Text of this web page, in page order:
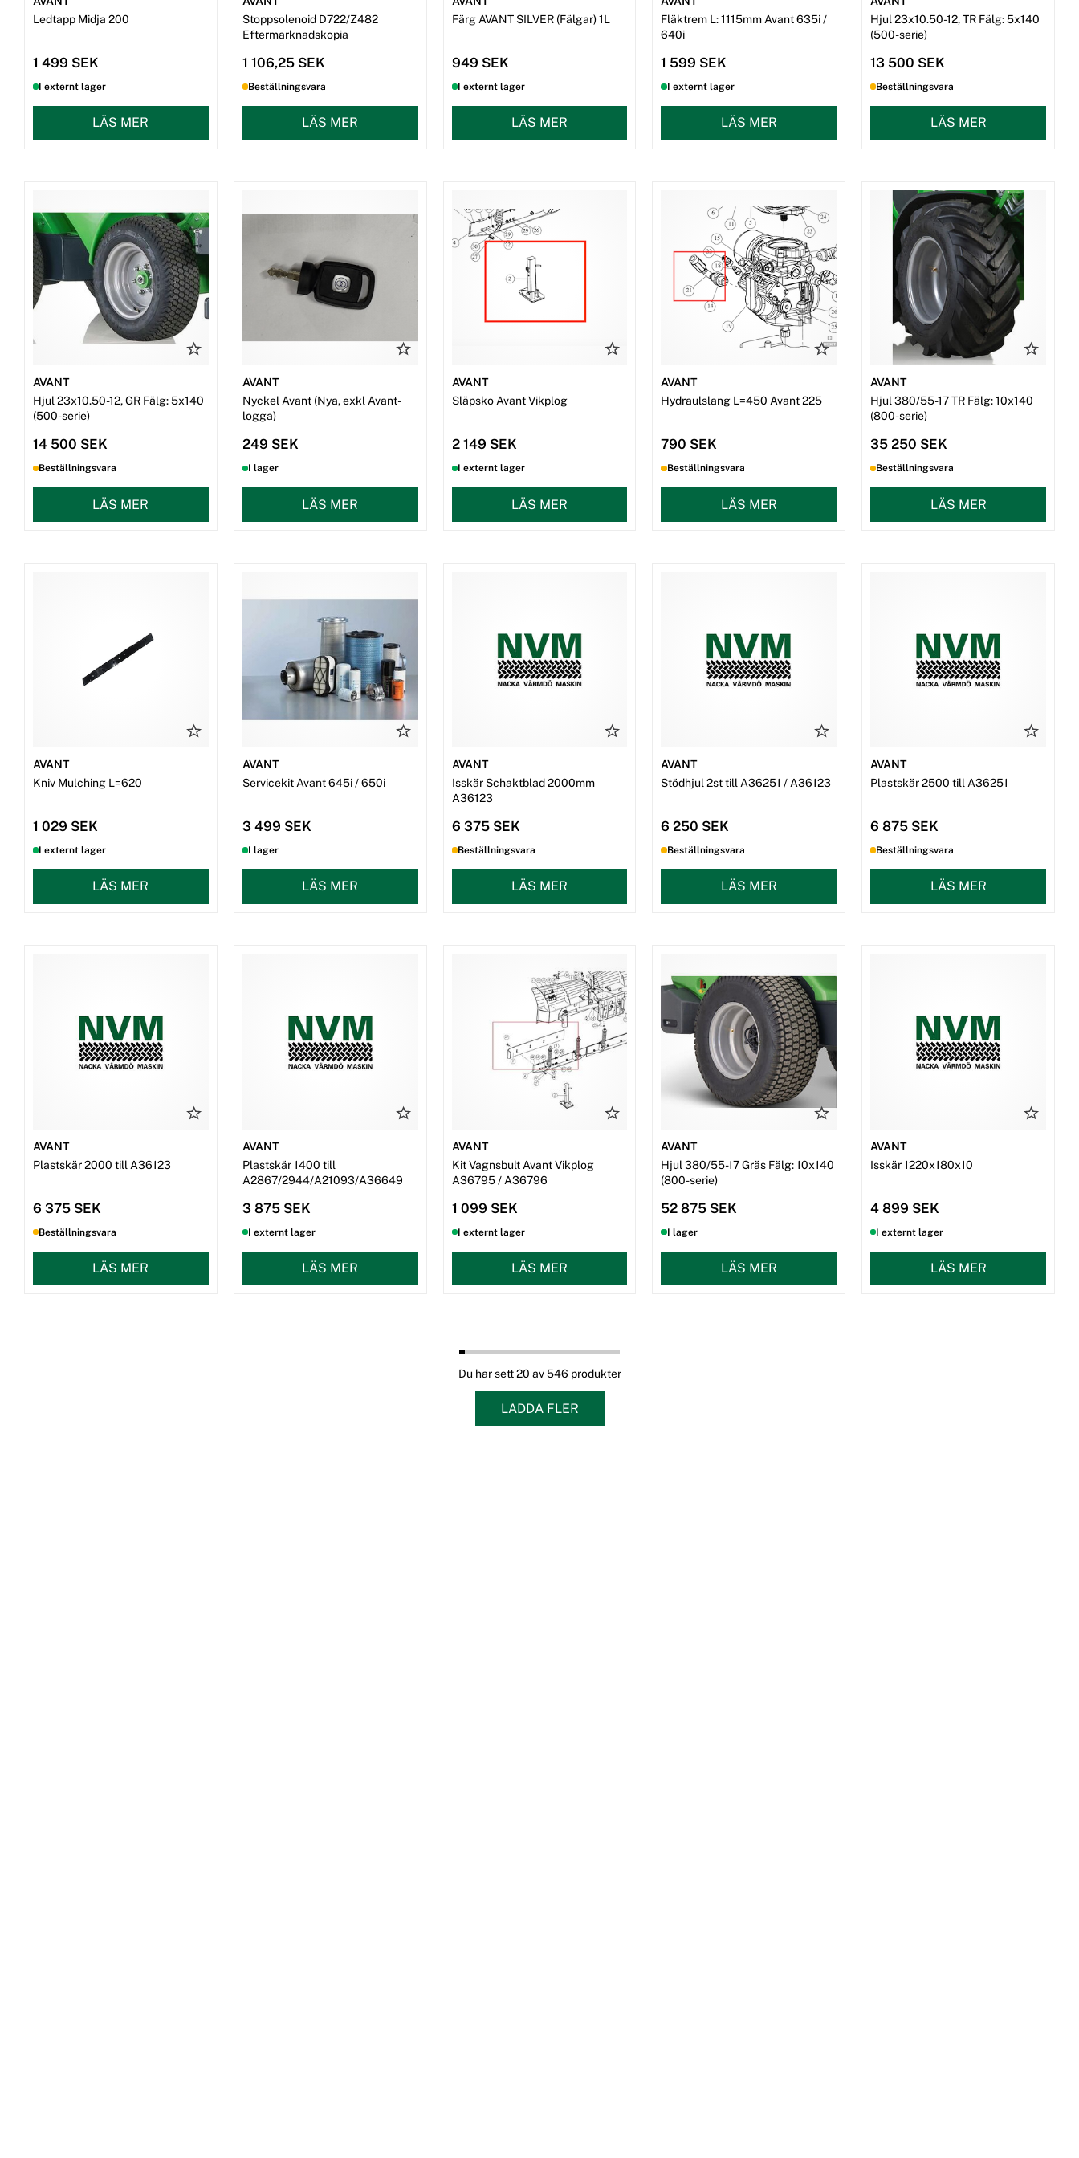
Vi hjälper dig att hitta rätt del till din Avant-modell och kan även ordna snabb leverans. Fyll i vårt
kontaktformulär så återkommer vi med ett kostnadsförslag.
Ledtapp Midja 200
1 499 SEK
I externt lager
LÄS MER
Stoppsolenoid D722/Z482
Eftermarknadskopia
1 106,25 SEK
Beställningsvara
LÄS MER
Färg AVANT SILVER (Fälgar) 1L
949 SEK
I externt lager
LÄS MER
Fläktrem L: 1115mm Avant 635i /
640i
1 599 SEK
I externt lager
LÄS MER
Hjul 23x10.50-12, TR Fälg: 5x140
(500-serie)
13 500 SEK
Beställningsvara
LÄS MER
AVANT
Hjul 23x10.50-12, GR Fälg: 5x140
(500-serie)
14 500 SEK
Beställningsvara
LÄS MER
AVANT
Nyckel Avant (Nya, exkl Avant-
logga)
249 SEK
I lager
LÄS MER
AVANT
Släpsko Avant Vikplog
2 149 SEK
I externt lager
LÄS MER
AVANT
Hydraulslang L=450 Avant 225
790 SEK
Beställningsvara
LÄS MER
AVANT
Hjul 380/55-17 TR Fälg: 10x140
(800-serie)
35 250 SEK
Beställningsvara
LÄS MER
AVANT
Kniv Mulching L=620
1 029 SEK
I externt lager
LÄS MER
AVANT
Servicekit Avant 645i / 650i
3 499 SEK
I lager
LÄS MER
AVANT
Isskär Schaktblad 2000mm
A36123
6 375 SEK
Beställningsvara
LÄS MER
AVANT
Stödhjul 2st till A36251 / A36123
6 250 SEK
Beställningsvara
LÄS MER
AVANT
Plastskär 2500 till A36251
6 875 SEK
Beställningsvara
LÄS MER
AVANT
Plastskär 2000 till A36123
6 375 SEK
Beställningsvara
LÄS MER
AVANT
Plastskär 1400 till
A2867/2944/A21093/A36649
3 875 SEK
I externt lager
LÄS MER
AVANT
Kit Vagnsbult Avant Vikplog
A36795 / A36796
1 099 SEK
I externt lager
LÄS MER
AVANT
Hjul 380/55-17 Gräs Fälg: 10x140
(800-serie)
52 875 SEK
I lager
LÄS MER
AVANT
Isskär 1220x180x10
4 899 SEK
I externt lager
LÄS MER
Du har sett 20 av 546 produkter
LADDA FLER